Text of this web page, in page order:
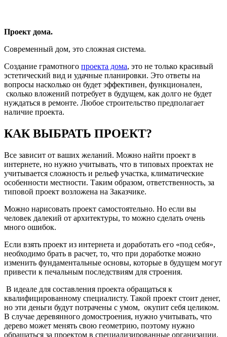
Проект дома.
Современный дом, это сложная система.
Создание грамотного проекта дома, это не только красивый
эстетический вид и удачные планировки. Это ответы на
вопросы насколько он будет эффективен, функционален,
сколько вложений потребует в будущем, как долго не будет
нуждаться в ремонте. Любое строительство предполагает
наличие проекта.
КАК ВЫБРАТЬ ПРОЕКТ?
Все зависит от ваших желаний. Можно найти проект в
интернете, но нужно учитывать, что в типовых проектах не
учитывается сложность и рельеф участка, климатические
особенности местности. Таким образом, ответственность, за
типовой проект возложена на Заказчике.
Можно нарисовать проект самостоятельно. Но если вы
человек далекий от архитектуры, то можно сделать очень
много ошибок.
Если взять проект из интернета и доработать его «под себя»,
необходимо брать в расчет, то, что при доработке можно
изменить фундаментальные основы, которые в будущем могут
привести к печальным последствиям для строения.
В идеале для составления проекта обращаться к
квалифицированному специалисту. Такой проект стоит денег,
но эти деньги будут потрачены с умом, окупит себя целиком.
В случае деревянного домостроения, нужно учитывать, что
дерево может менять свою геометрию, поэтому нужно
обращаться за проектом в специализированные организации,